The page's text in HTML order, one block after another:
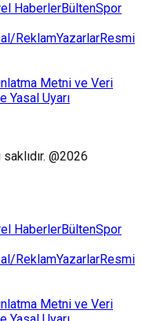
HaberlerBültenSpor
ReklamYazarlarResmi
Metni ve Veri
Yasal Uyarı
@2026
HaberlerBültenSpor
ReklamYazarlarResmi
Metni ve Veri